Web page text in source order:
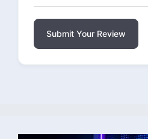
Submit Your Review